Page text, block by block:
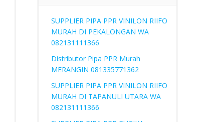
SUPPLIER PIPA PPR VINILON RIIFO
MURAH DI PEKALONGAN WA
082131111366
Distributor Pipa PPR Murah
MERANGIN 081335771362
SUPPLIER PIPA PPR VINILON RIIFO
MURAH DI TAPANULI UTARA WA
082131111366